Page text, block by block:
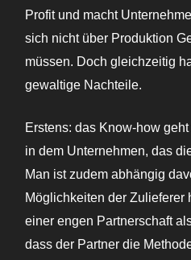
Profit und macht
sich nicht über Produktion
müssen. Doch gleichzeitig
gewaltige Nachteile.
Erstens: das Know-how
in dem Unternehmen, das
Man ist zudem abhängig
Möglichkeiten der Zulieferer
einer engen Partnerschaft
dass der Partner die